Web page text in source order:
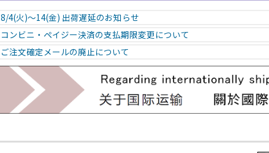
8/4(火)～14(金) 出荷遅延のお知らせ
コンビニ・ペイジー決済の支払期限変更について
ご注文確定メールの廃止について